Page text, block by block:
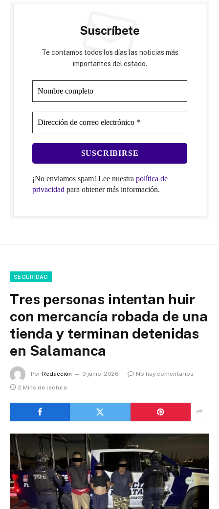
Suscríbete
Te contamos todos los días las noticias más
importantes del estado.
¡No enviamos spam! Lee nuestra política de
privacidad para obtener más información.
SEGURIDAD
Tres personas intentan huir
con mercancía robada de una
tienda y terminan detenidas
en Salamanca
Por Redacción 9 junio, 2026
No hay comentarios
2 Mins de lectura